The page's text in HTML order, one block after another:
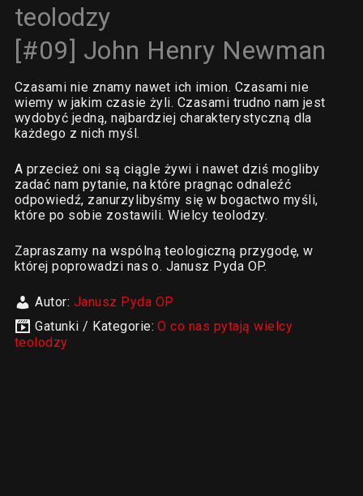
teolodzy
[#09] John Henry Newman
Czasami nie znamy nawet ich imion. Czasami nie
wiemy w jakim czasie żyli. Czasami trudno nam jest
wydobyć jedną, najbardziej charakterystyczną dla
każdego z nich myśl.
A przecież oni są ciągle żywi i nawet dziś mogliby
zadać nam pytanie, na które pragnąc odnaleźć
odpowiedź, zanurzylibyśmy się w bogactwo myśli,
które po sobie zostawili. Wielcy teolodzy.
Zapraszamy na wspólną teologiczną przygodę, w
której poprowadzi nas o. Janusz Pyda OP.
Autor: Janusz Pyda OP
Gatunki / Kategorie:O co nas pytają wielcy
teolodzy